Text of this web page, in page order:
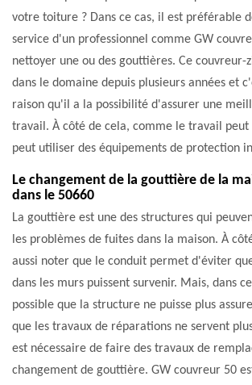
votre toiture ? Dans ce cas, il est préférable
service d'un professionnel comme GW
nettoyer une ou des gouttières. Ce couvreur-
dans le domaine depuis plusieurs années et
raison qu'il a la possibilité d'assurer une
travail. À côté de cela, comme le travail peut
peut utiliser des équipements de protection
Le changement de la gouttière de la
dans le 50660
La gouttière est une des structures qui
les problèmes de fuites dans la maison. À
aussi noter que le conduit permet d'éviter
dans les murs puissent survenir. Mais, dans
possible que la structure ne puisse plus
que les travaux de réparations ne servent
est nécessaire de faire des travaux de
changement de gouttière. GW couvreur 50